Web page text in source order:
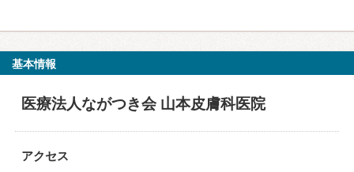
基本情報
医療法人ながつき会 山本皮膚科医院
アクセス